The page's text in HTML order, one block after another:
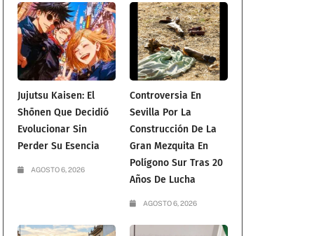
Jujutsu Kaisen: El
Shōnen Que Decidió
Evolucionar Sin
Perder Su Esencia
AGOSTO 6, 2026
Controversia En
Sevilla Por La
Construcción De La
Gran Mezquita En
Polígono Sur Tras 20
Años De Lucha
AGOSTO 6, 2026